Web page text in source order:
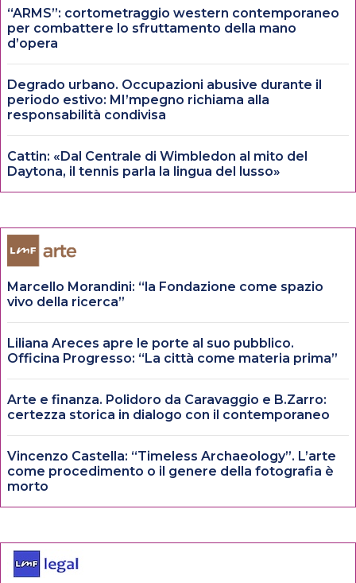
“ARMS”: cortometraggio western contemporaneo
per combattere lo sfruttamento della mano
d’opera
Degrado urbano. Occupazioni abusive durante il
periodo estivo: MI’mpegno richiama alla
responsabilità condivisa
Cattin: «Dal Centrale di Wimbledon al mito del
Daytona, il tennis parla la lingua del lusso»
Marcello Morandini: “la Fondazione come spazio
vivo della ricerca”
Liliana Areces apre le porte al suo pubblico.
Officina Progresso: “La città come materia prima”
Arte e finanza. Polidoro da Caravaggio e B.Zarro:
certezza storica in dialogo con il contemporaneo
Vincenzo Castella: “Timeless Archaeology”. L’arte
come procedimento o il genere della fotografia è
morto